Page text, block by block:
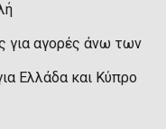
για αγορές άνω των
Ελλάδα και Κύπρο